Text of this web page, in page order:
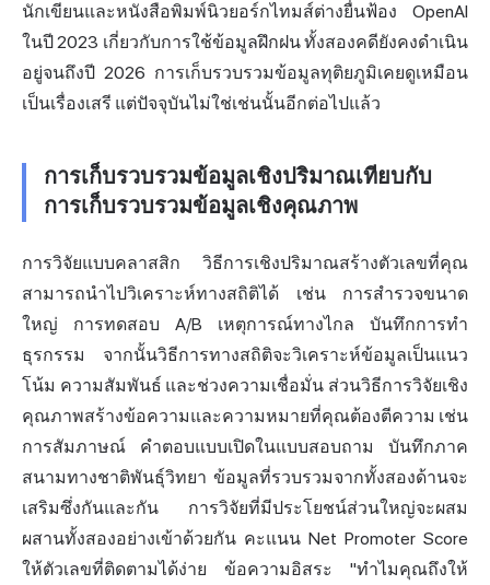
นักเขียนและหนังสือพิมพ์นิวยอร์กไทมส์ต่างยื่นฟ้อง OpenAI
ในปี 2023 เกี่ยวกับการใช้ข้อมูลฝึกฝน ทั้งสองคดียังคงดำเนิน
อยู่จนถึงปี 2026 การเก็บรวบรวมข้อมูลทุติยภูมิเคยดูเหมือน
เป็นเรื่องเสรี แต่ปัจจุบันไม่ใช่เช่นนั้นอีกต่อไปแล้ว
การเก็บรวบรวมข้อมูลเชิงปริมาณเทียบกับ
การเก็บรวบรวมข้อมูลเชิงคุณภาพ
การวิจัยแบบคลาสสิก วิธีการเชิงปริมาณสร้างตัวเลขที่คุณ
สามารถนำไปวิเคราะห์ทางสถิติได้ เช่น การสำรวจขนาด
ใหญ่ การทดสอบ A/B เหตุการณ์ทางไกล บันทึกการทำ
ธุรกรรม จากนั้นวิธีการทางสถิติจะวิเคราะห์ข้อมูลเป็นแนว
โน้ม ความสัมพันธ์ และช่วงความเชื่อมั่น ส่วนวิธีการวิจัยเชิง
คุณภาพสร้างข้อความและความหมายที่คุณต้องตีความ เช่น
การสัมภาษณ์ คำตอบแบบเปิดในแบบสอบถาม บันทึกภาค
สนามทางชาติพันธุ์วิทยา ข้อมูลที่รวบรวมจากทั้งสองด้านจะ
เสริมซึ่งกันและกัน การวิจัยที่มีประโยชน์ส่วนใหญ่จะผสม
ผสานทั้งสองอย่างเข้าด้วยกัน คะแนน Net Promoter Score
ให้ตัวเลขที่ติดตามได้ง่าย ข้อความอิสระ "ทำไมคุณถึงให้